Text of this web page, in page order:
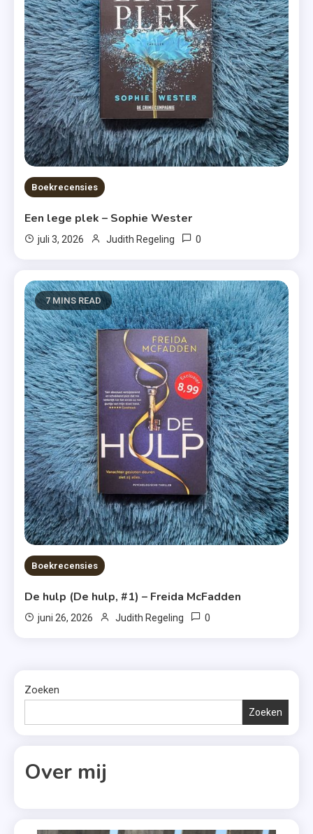
Boekrecensies
Een lege plek – Sophie Wester
juli 3, 2026 Judith Regeling 0
7 MINS READ
Boekrecensies
De hulp (De hulp, #1) – Freida McFadden
juni 26, 2026 Judith Regeling 0
Zoeken
Zoeken
Over mij